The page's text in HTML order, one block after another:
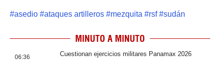
#asedio #ataques artilleros #mezquita #rsf#sudán
MINUTO A MINUTO
06:36
Cuestionan ejercicios militares Panamax 2026